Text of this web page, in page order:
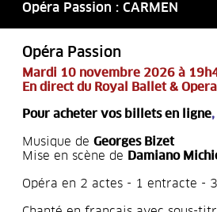
Opéra Passion : CARMEN
Opéra Passion
Mardi 10 novembre 2026 à
En direct du Royal Ballet &
Pour acheter vos billets en ligne,
Musique de Georges Bizet
Mise en scène de
Damiano
Opéra en 2 actes - 1 entracte -